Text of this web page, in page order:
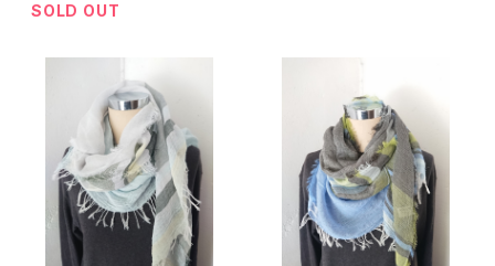
SOLD OUT